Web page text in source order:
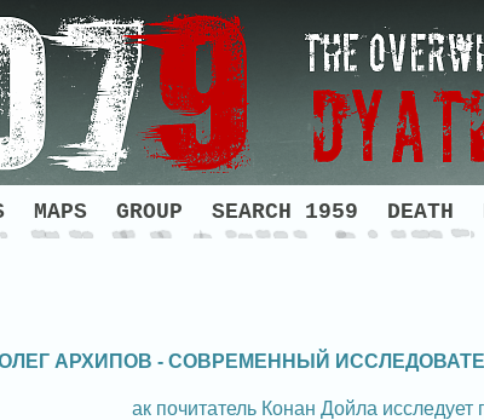
MAPS GROUP SEARCH 1959 DEATH
АРХИПОВ - СОВРЕМЕННЫЙ
ак почитатель Конан Дойла исследует